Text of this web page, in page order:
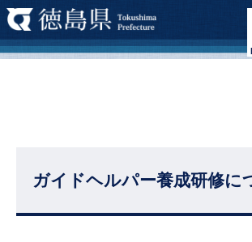
ガイドヘルパー養成研修に